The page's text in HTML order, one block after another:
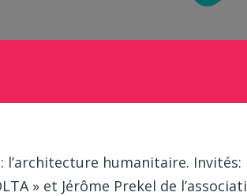
l’architecture humanitaire.
» et Jérôme Prekel de